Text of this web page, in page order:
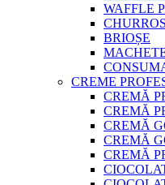
WAFFLE
CHURROS
BRIOȘE
CREME
CREMĂ
CREMĂ
CREMĂ
CREMĂ
CREMĂ